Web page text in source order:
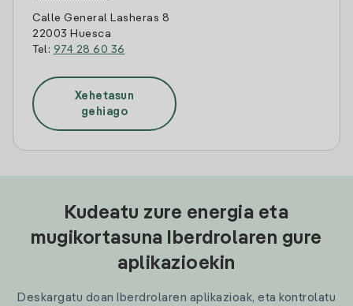
Calle General Lasheras 8
22003 Huesca
Tel: 974 28 60 36
Xehetasun
gehiago
Kudeatu zure energia eta
mugikortasuna Iberdrolaren gure
aplikazioekin
Deskargatu doan Iberdrolaren aplikazioak, eta kontrolatu